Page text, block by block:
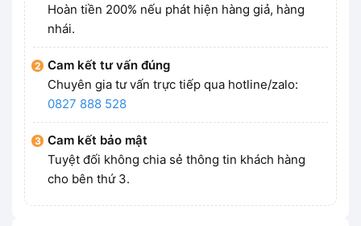
Hoàn tiền 200% nếu phát hiện hàng giả, hàng
nhái.
Cam kết tư vấn đúng
Chuyên gia tư vấn trực tiếp qua hotline/zalo:
0827 888 528
Cam kết bảo mật
Tuyệt đối không chia sẻ thông tin khách hàng
cho bên thứ 3.